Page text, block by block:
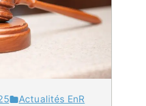
Actualités EnR